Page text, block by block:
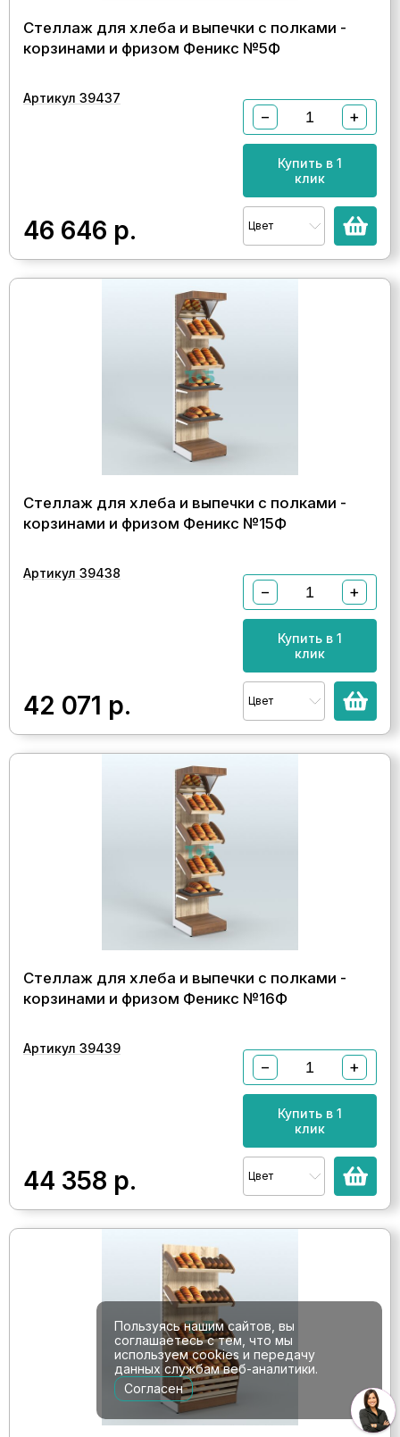
Стеллаж для хлеба и выпечки с полками -
корзинами и фризом Феникс №5Ф
Артикул 39437
46 646 р.
− +
Купить в 1
клик
Цвет
Стеллаж для хлеба и выпечки с полками -
корзинами и фризом Феникс №15Ф
Артикул 39438
42 071 р.
− +
Купить в 1
клик
Цвет
Стеллаж для хлеба и выпечки с полками -
корзинами и фризом Феникс №16Ф
Артикул 39439
44 358 р.
− +
Купить в 1
клик
Цвет
Пользуясь нашим сайтов, вы
соглашаетесь с тем, что мы
используем cookies и передачу
данных службам веб-аналитики.
Согласен